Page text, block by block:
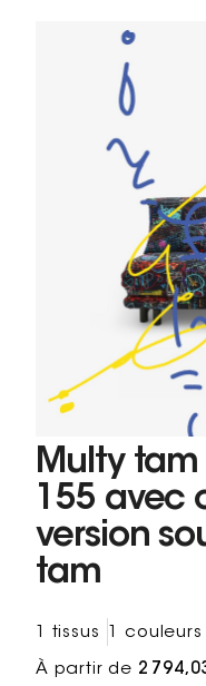
Multy
155 avec
version
tam
1 tissus 1 couleurs
À partir de 2